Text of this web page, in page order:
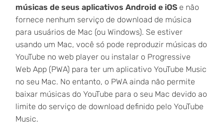
músicas de seus aplicativos Android e iOSe não
fornece nenhum serviço de download de música
para usuários de Mac (ou Windows). Se estiver
usando um Mac, você só pode reproduzir músicas do
YouTube no web player ou instalar o Progressive
Web App (PWA) para ter um aplicativo YouTube Music
no seu Mac. No entanto, o PWA ainda não permite
baixar músicas do YouTube para o seu Mac devido ao
limite do serviço de download definido pelo YouTube
Music.